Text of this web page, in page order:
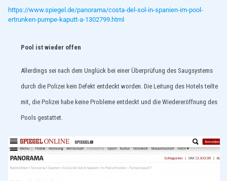
https://www.spiegel.de/panorama/costa-del-sol-in-spanien-im-pool-
ertrunken-pumpe-kaputt-a-1302799.html
Pool ist wieder offen
Allerdings sei nach dem Unglück bei einer Überprüfung des Saugsystems
durch die Polizei kein Defekt entdeckt worden. Die Leitung des Hotels teilte
mit, die Polizei habe keine Probleme entdeckt und die Wiedereröffnung des
Pools gestattet.